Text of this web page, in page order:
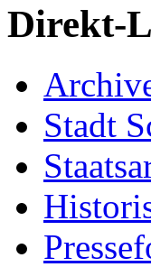
Direkt-
Stadt